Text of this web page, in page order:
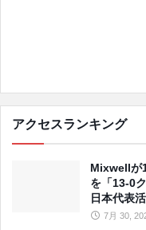
アクセスランキング
Mixwellが
を「13-0
日本代表
7月 30,